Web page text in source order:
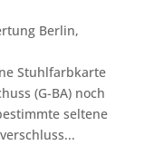
Berlin,
Stuhlfarbkarte
(G-BA) noch
seltene